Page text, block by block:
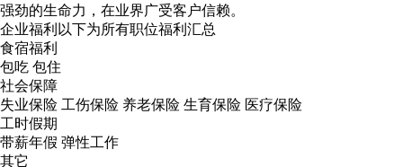
强劲的生命力，在业界广受客户信赖。
企业福利 以下为所有职位福利汇总
食宿福利
包吃 包住
社会保障
失业保险 工伤保险 养老保险 生育保险 医疗保险
工时假期
带薪年假 弹性工作
其它